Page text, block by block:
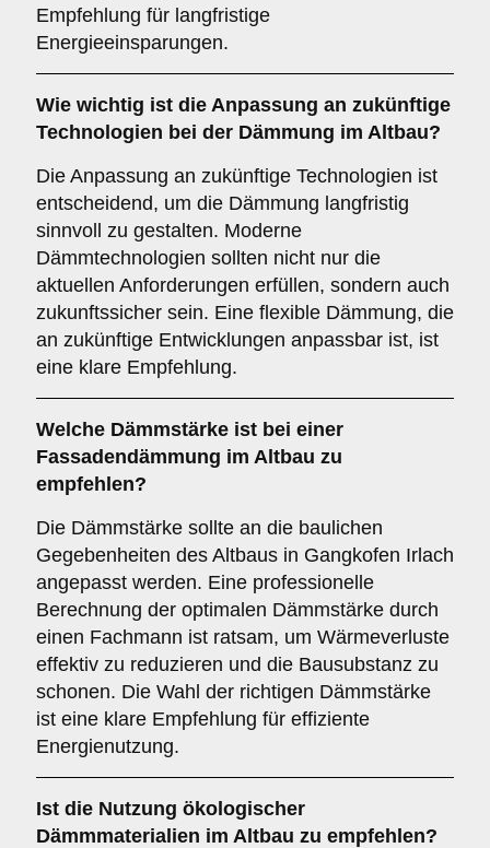
Empfehlung für langfristige
Energieeinsparungen.
Wie wichtig ist die Anpassung an zukünftige
Technologien bei der Dämmung im Altbau?
Die Anpassung an zukünftige Technologien ist
entscheidend, um die Dämmung langfristig
sinnvoll zu gestalten. Moderne
Dämmtechnologien sollten nicht nur die
aktuellen Anforderungen erfüllen, sondern auch
zukunftssicher sein. Eine flexible Dämmung, die
an zukünftige Entwicklungen anpassbar ist, ist
eine klare Empfehlung.
Welche Dämmstärke ist bei einer
Fassadendämmung im Altbau zu
empfehlen?
Die Dämmstärke sollte an die baulichen
Gegebenheiten des Altbaus in Gangkofen Irlach
angepasst werden. Eine professionelle
Berechnung der optimalen Dämmstärke durch
einen Fachmann ist ratsam, um Wärmeverluste
effektiv zu reduzieren und die Bausubstanz zu
schonen. Die Wahl der richtigen Dämmstärke
ist eine klare Empfehlung für effiziente
Energienutzung.
Ist die Nutzung ökologischer
Dämmmaterialien im Altbau zu empfehlen?